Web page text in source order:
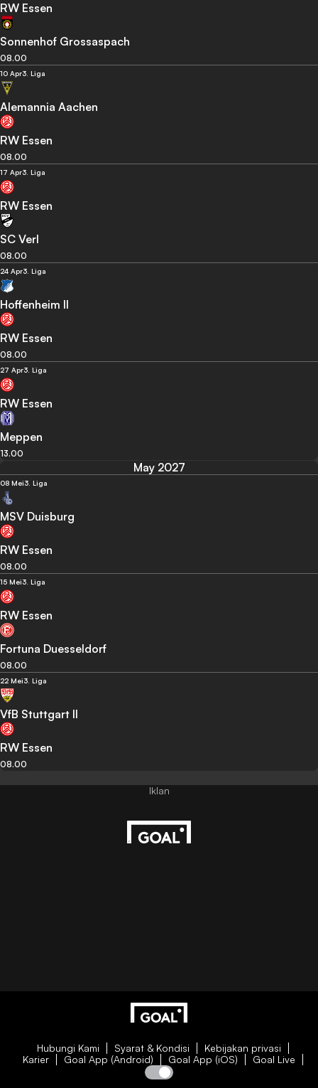
RW Essen
Sonnenhof Grossaspach
08.00
10 Apr3. Liga
Alemannia Aachen
RW Essen
08.00
17 Apr3. Liga
RW Essen
SC Verl
08.00
24 Apr3. Liga
Hoffenheim II
RW Essen
08.00
27 Apr3. Liga
RW Essen
Meppen
13.00
May 2027
08 Mei3. Liga
MSV Duisburg
RW Essen
08.00
15 Mei3. Liga
RW Essen
Fortuna Duesseldorf
08.00
22 Mei3. Liga
VfB Stuttgart II
RW Essen
08.00
Hubungi Kami Syarat & Kondisi
Kebijakan privasi
Karier
Goal App (Android) Goal App (iOS) Goal Live